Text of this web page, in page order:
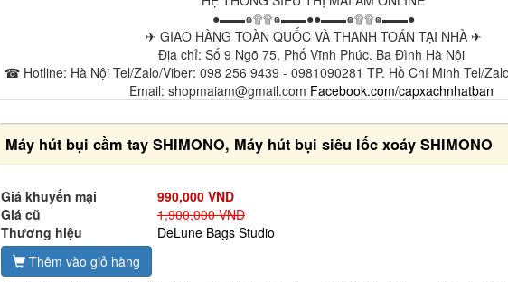
●▬▬๑۩۩๑▬▬●●▬▬๑۩۩๑▬▬●
✈ GIAO HÀNG TOÀN QUỐC VÀ THANH TOÁN TẠI NHÀ ✈
Địa chỉ: Số 9 Ngõ 75, Phố Vĩnh Phúc. Ba Đình Hà Nội
☎ Hotline: Hà Nội Tel/Zalo/Viber: 098 256 9439 - 0981090281 TP. Hồ Chí Minh Tel/
Email: shopmaiam@gmail.com Facebook.com/capxachnhatban
Máy hút bụi cầm tay SHIMONO, Máy hút bụi siêu lốc xoáy SHIMONO
Giá khuyến mại
990,000 VND
Giá cũ
1,900,000 VND
Thương hiệu
DeLune Bags Studio
Thêm vào giỏ hàng